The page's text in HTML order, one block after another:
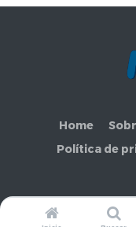
Home
Política de
Copyright ©